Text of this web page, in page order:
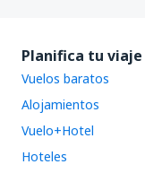
Planifica tu viaje
Vuelos baratos
Alojamientos
Vuelo+Hotel
Hoteles